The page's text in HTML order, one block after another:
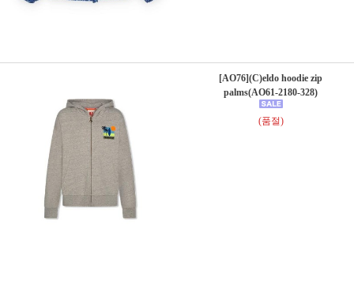
[AO76](C)eldo hoodie zip
palms(AO61-2180-328)
(품절)